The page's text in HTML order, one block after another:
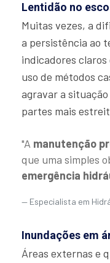
Lentidão no
Muitas vezes, a
a persistência ao
indicadores
uso de métodos
agravar a
partes mais
"A manutenção
que uma simples
emergência
Especialista em
Inundações em
Áreas externas e